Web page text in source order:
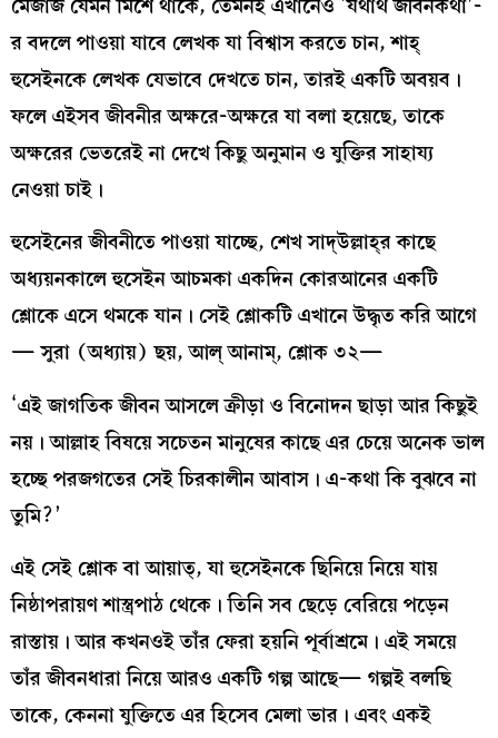
র বদলে পাওয়া যাবে লেখক যা বিশ্বাস করতে চান, শাহ্‌
হুসেইনকে লেখক যেভাবে দেখতে চান, তারই একটি অবয়ব।
ফলে এইসব জীবনীর অক্ষরে-অক্ষরে যা বলা হয়েছে, তাকে
অক্ষরের ভেতরেই না দেখে কিছু অনুমান ও যুক্তির সাহায্য
নেওয়া চাই।
হুসেইনের জীবনীতে পাওয়া যাচ্ছে, শেখ সাদ্‌উল্লাহ্‌র কাছে
অধ্যয়নকালে হুসেইন আচমকা একদিন কোরআনের একটি
শ্লোকে এসে থমকে যান। সেই শ্লোকটি এখানে উদ্ধৃত করি আগে
— সুরা (অধ্যায়) ছয়, আল্‌ আনাম্‌, শ্লোক ৩২—
‘এই জাগতিক জীবন আসলে ক্রীড়া ও বিনোদন ছাড়া আর কিছুই
নয়। আল্লাহ বিষয়ে সচেতন মানুষের কাছে এর চেয়ে অনেক ভাল
হচ্ছে পরজগতের সেই চিরকালীন আবাস। এ-কথা কি বুঝবে না
তুমি?’
এই সেই শ্লোক বা আয়াত্‌, যা হুসেইনকে ছিনিয়ে নিয়ে যায়
নিষ্ঠাপরায়ণ শাস্ত্রপাঠ থেকে। তিনি সব ছেড়ে বেরিয়ে পড়েন
রাস্তায়। আর কখনওই তাঁর ফেরা হয়নি পূর্বাশ্রমে। এই সময়ে
তাঁর জীবনধারা নিয়ে আরও একটি গল্প আছে— গল্পই বলছি
তাকে, কেননা যুক্তিতে এর হিসেব মেলা ভার। এবং একই